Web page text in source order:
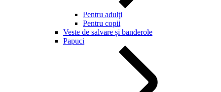
Pentru adulţi
Pentru copii
Veste de salvare și banderole
Papuci